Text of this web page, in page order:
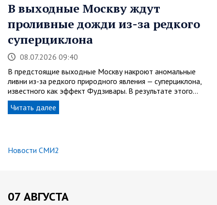
В выходные Москву ждут
проливные дожди из-за редкого
суперциклона
08.07.2026 09:40
В предстоящие выходные Москву накроют аномальные
ливни из-за редкого природного явления — суперциклона,
известного как эффект Фудзивары. В результате этого…
Читать далее
Новости СМИ2
07 АВГУСТА